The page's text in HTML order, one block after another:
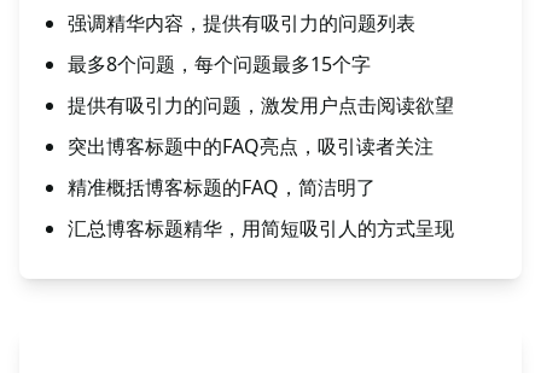
强调精华内容，提供有吸引力的问题列表
最多8个问题，每个问题最多15个字
提供有吸引力的问题，激发用户点击阅读欲望
突出博客标题中的FAQ亮点，吸引读者关注
精准概括博客标题的FAQ，简洁明了
汇总博客标题精华，用简短吸引人的方式呈现